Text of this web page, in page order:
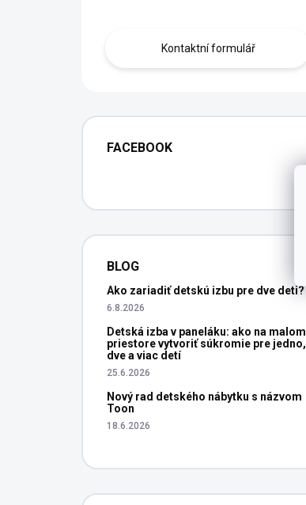
Kontaktní formulář
FACEBOOK
BLOG
Ako zariadiť detskú izbu pre dve deti?
6.8.2026
Detská izba v paneláku: ako na malom
priestore vytvoriť súkromie pre jedno,
dve a viac detí
25.6.2026
Nový rad detského nábytku s názvom
Toon
18.6.2026